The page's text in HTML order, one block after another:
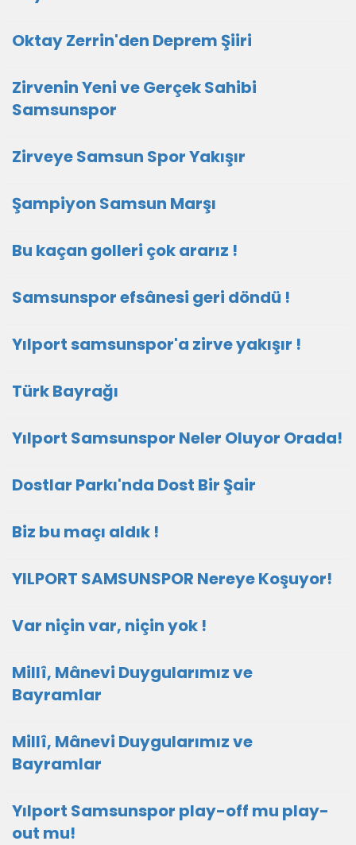
Oktay Zerrin'den Deprem Şiiri
Zirvenin Yeni ve Gerçek Sahibi
Samsunspor
Zirveye Samsun Spor Yakışır
Şampiyon Samsun Marşı
Bu kaçan golleri çok ararız !
Samsunspor efsânesi geri döndü !
Yılport samsunspor'a zirve yakışır !
Türk Bayrağı
Yılport Samsunspor Neler Oluyor Orada!
Dostlar Parkı'nda Dost Bir Şair
Biz bu maçı aldık !
YILPORT SAMSUNSPOR Nereye Koşuyor!
Var niçin var, niçin yok !
Millî, Mânevi Duygularımız ve
Bayramlar
Millî, Mânevi Duygularımız ve
Bayramlar
Yılport Samsunspor play-off mu play-
out mu!